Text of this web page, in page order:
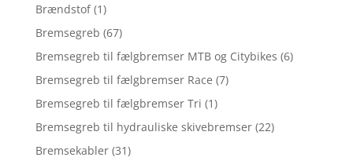
Brændstof (1)
Bremsegreb (67)
Bremsegreb til fælgbremser MTB og Citybikes (6)
Bremsegreb til fælgbremser Race (7)
Bremsegreb til fælgbremser Tri (1)
Bremsegreb til hydrauliske skivebremser (22)
Bremsekabler (31)